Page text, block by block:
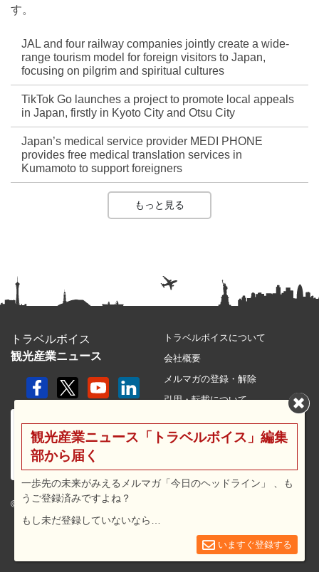
す。
JAL and four railway companies jointly create a wide-
range tourism model for foreign visitors to Japan,
focusing on pilgrim and spiritual cultures
TikTok Go launches a project to promote local appeals
in Japan, firstly in Kyoto City and Otsu City
Japan’s medical service provider MEDI PHONE
provides free medical translation services in
Kumamoto to support foreigners
もっと見る
トラベルボイス
観光産業ニュース
© 2026 travel voice.
トラベルボイスについて
会社概要
メルマガの登録・解除
引用・転載について
利用規約
広告メニュー・料金
観光産業ニュース「トラベルボイス」編集
部から届く
一歩先の未来がみえるメルマガ「今日のヘッドライン」 、も
うご登録済みですよね？
もし未だ登録していないなら…
いますぐ登録する